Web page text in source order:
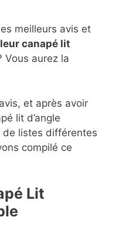
meilleurs avis et
canapé lit
Vous aurez la
avis, et après avoir
lit d’angle
listes différentes
compilé ce
Lit